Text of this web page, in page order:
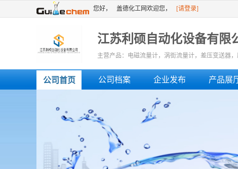
您好， 盖德化工网欢迎您， [请登录]
江苏利硕自动化设备有限
主营产品：电磁流量计，涡街流量计，差压变送器
公司首页 公司档案 企业发布 产品展